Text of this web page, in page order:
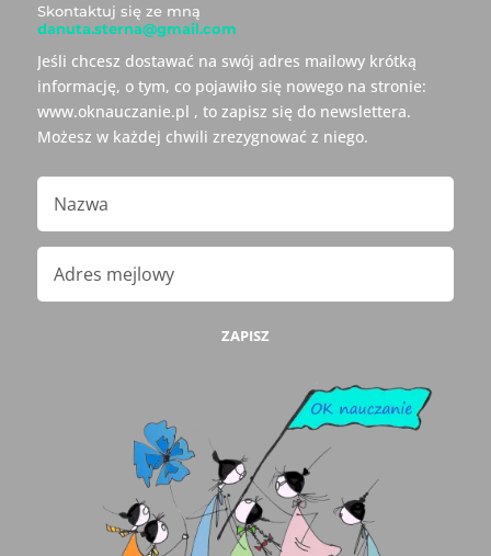
Skontaktuj się ze mną
danuta.sterna@gmail.com
Jeśli chcesz dostawać na swój adres mailowy krótką
informację, o tym, co pojawiło się nowego na stronie:
www.oknauczanie.pl , to zapisz się do newslettera.
Możesz w każdej chwili zrezygnować z niego.
ZAPISZ